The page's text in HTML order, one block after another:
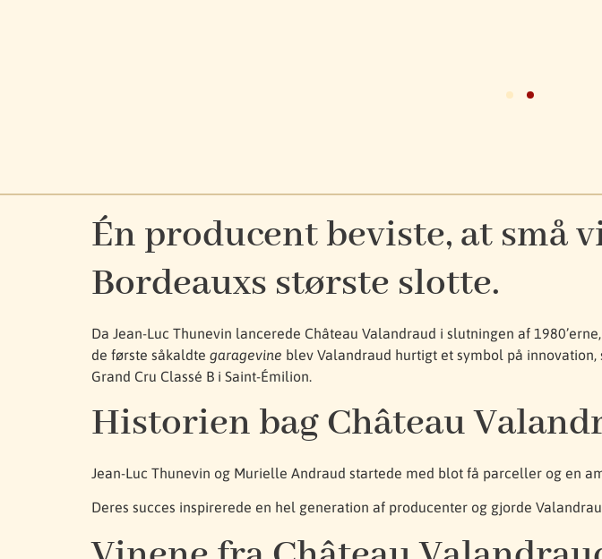
Én producent beviste, at små
Bordeauxs største slotte.
Da Jean-Luc Thunevin lancerede Château Valandraud i slutningen af
de første såkaldte garagevine blev Valandraud hurtigt et symbol på
Grand Cru Classé B i Saint-Émilion.
Historien bag Château
Jean-Luc Thunevin og Murielle Andraud startede med blot få parceller og en
Deres succes inspirerede en hel generation af producenter og gjorde